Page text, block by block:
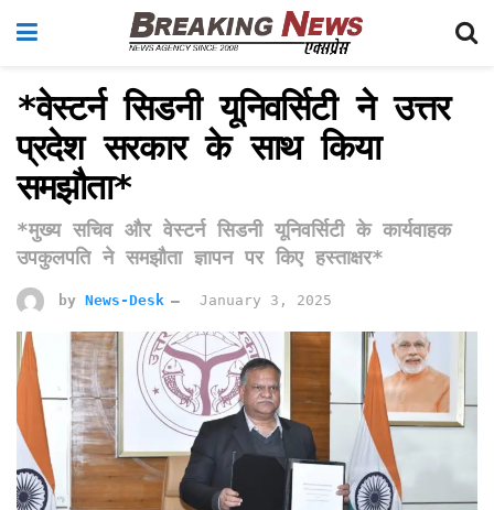
*वेस्टर्न सिडनी यूनिवर्सिटी ने उत्तर
प्रदेश सरकार के साथ किया
समझौता*
*मुख्य सचिव और वेस्टर्न सिडनी यूनिवर्सिटी के कार्यवाहक
उपकुलपति ने समझौता ज्ञापन पर किए हस्ताक्षर*
by News-Desk January 3, 2025